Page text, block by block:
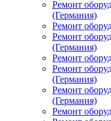
Ремонт
(Германия)
Ремонт
Ремонт
(Германия)
Ремонт
Ремонт
(Германия)
Ремонт
(Германия)
Ремонт